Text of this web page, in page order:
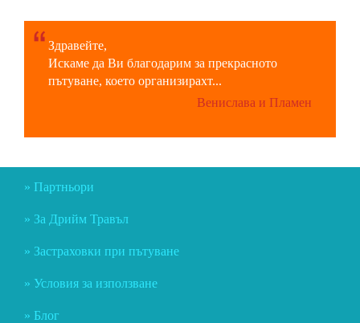
Здравейте,
Искаме да Ви благодарим за прекрасното
пътуване, което организирахт...
Венислава и Пламен
Партньори
За Дрийм Травъл
Застраховки при пътуване
Условия за използване
Блог